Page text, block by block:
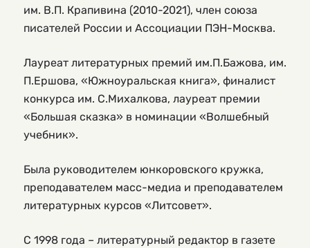
им. В.П. Крапивина (2010-2021), член союза
писателей России и Ассоциации ПЭН-Москва.
Лауреат литературных премий им.П.Бажова, им.
П.Ершова, «Южноуральская книга», финалист
конкурса им. С.Михалкова, лауреат премии
«Большая сказка» в номинации «Волшебный
учебник».
Была руководителем юнкоровского кружка,
преподавателем масс-медиа и преподавателем
литературных курсов «Литсовет».
С 1998 года – литературный редактор в газете